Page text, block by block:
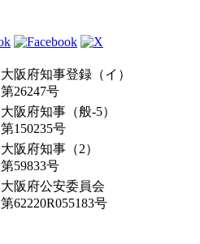
大阪府知事登録（イ）
第26247号
大阪府知事（般-5）
第150235号
大阪府知事（2）
第59833号
大阪府公安委員会
第62220R055183号